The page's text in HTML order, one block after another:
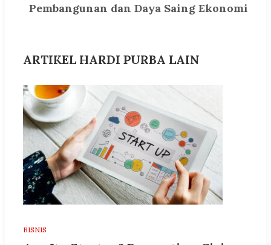
Pembangunan dan Daya Saing Ekonomi
ARTIKEL HARDI PURBA LAIN
BISNIS